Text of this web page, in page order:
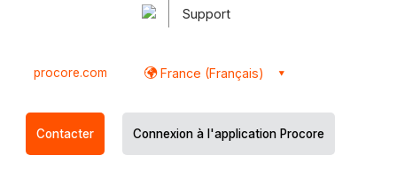
Support
procore.com France (Français)
Contacter Connexion à l'application Procore